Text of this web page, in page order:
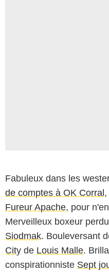
Fabuleux dans les
de comptes à OK Corral,
Fureur Apache, pour
Merveilleux boxeur
Siodmak. Bouleversant
City de Louis Malle.
conspirationniste Sept
20th